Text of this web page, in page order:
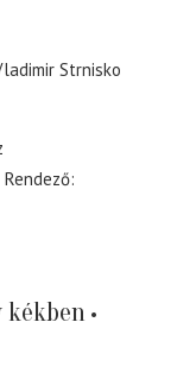
Strnisko
Rendező
kékben